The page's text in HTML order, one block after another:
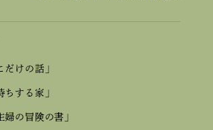
だけの話」
ちする家」
婦の冒険の書」